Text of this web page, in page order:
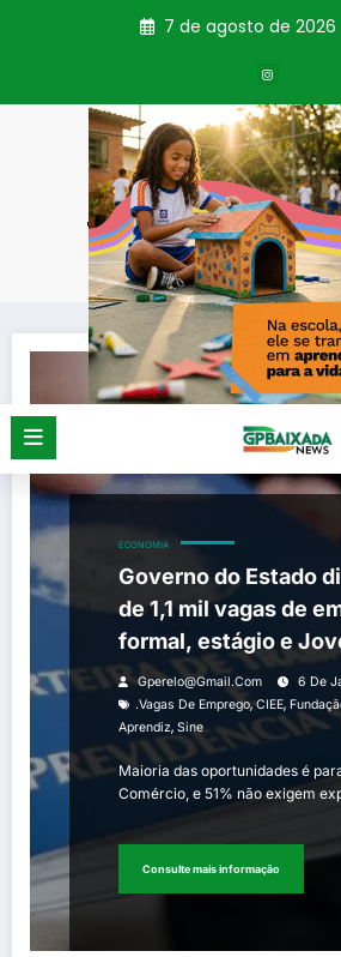
7 de agosto de 2026
Tag: .Vagas de
Página inicial .Vagas
ECONOMIA
Governo do Estado
de 1,1 mil vagas de
formal, estágio e
Aprendiz
Gperelo@gmail.com
6 De
.Vagas De Emprego,CIEE,
Aprendiz, Sine
Maioria das oportunidades é
Comércio, e 51% não exigem
Consulte mais informação